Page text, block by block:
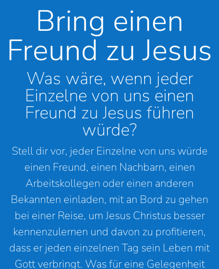
Bring einen
Freund zu Jesus
Was wäre, wenn jeder
Einzelne von uns einen
Freund zu Jesus führen
würde?
Stell dir vor, jeder Einzelne von uns würde
einen Freund, einen Nachbarn, einen
Arbeitskollegen oder einen anderen
Bekannten einladen, mit an Bord zu gehen
bei einer Reise, um Jesus Christus besser
kennenzulernen und davon zu profitieren,
dass er jeden einzelnen Tag sein Leben mit
Gott verbringt. Was für eine Gelegenheit